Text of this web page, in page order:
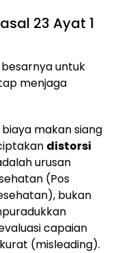
23 Ayat 1
untuk
menjaga
makan siang
distorsi
urusan
(Pos
bukan
capaian
(misleading).